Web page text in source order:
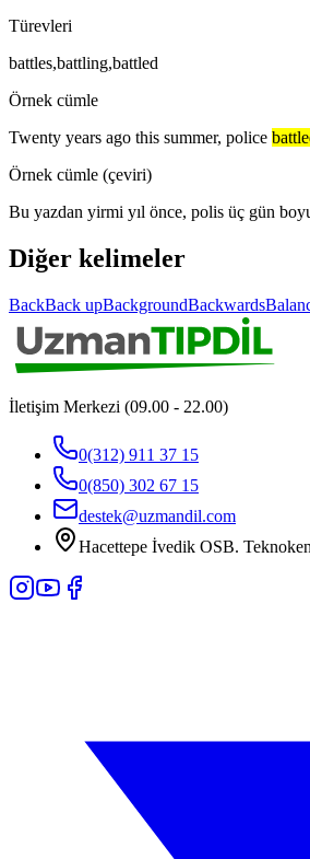
Türevleri
battles,battling,battled
Örnek cümle
Twenty years ago this summer, police
Örnek cümle (çeviri)
Bu yazdan yirmi yıl önce, polis üç gün
Diğer kelimeler
BackBack upBackgroundBackwards
İletişim Merkezi (09.00 - 22.00)
0(312) 911 37 15
0(850) 302 67 15
destek@uzmandil.com
Hacettepe İvedik OSB.